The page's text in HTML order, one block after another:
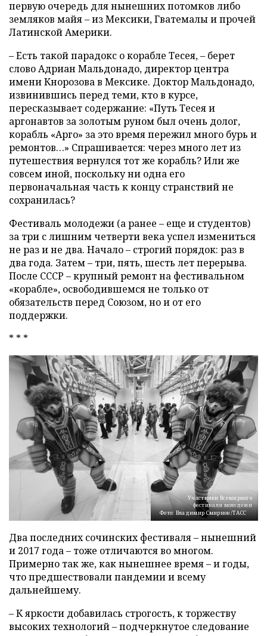
первую очередь для нынешних потомков либо
земляков майя – из Мексики, Гватемалы и прочей
Латинской Америки.
– Есть такой парадокс о корабле Тесея, – берет
слово Адриан Мальдонадо, директор центра
имени Кнорозова в Мексике. Доктор Мальдонадо,
извинившись перед теми, кто в курсе,
пересказывает содержание: «Путь Тесея и
аргонавтов за золотым руном был очень долог,
корабль «Арго» за это время пережил много бурь и
ремонтов…» Спрашивается: через много лет из
путешествия вернулся тот же корабль? Или же
совсем иной, поскольку ни одна его
первоначальная часть к концу странствий не
сохранилась?
Фестиваль молодежи (а ранее – еще и студентов)
за три с лишним четверти века успел измениться
не раз и не два. Начало – строгий порядок: раз в
два года. Затем – три, пять, шесть лет перерыва.
После СССР – крупный ремонт на фестивальном
«корабле», освободившемся не только от
обязательств перед Союзом, но и от его
поддержки.
* * *
Участники Всемирного
фестиваля молодежи
Фото: Владимир Смирнов/ТАСС
Два последних сочинских фестиваля – нынешний
и 2017 года – тоже отличаются во многом.
Примерно так же, как нынешнее время – и годы,
что предшествовали пандемии и всему
дальнейшему.
– К яркости добавилась строгость, к торжеству
высоких технологий – подчеркнутое следование